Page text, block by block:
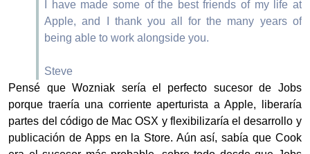
I have made some of the best friends of my life at
Apple, and I thank you all for the many years of
being able to work alongside you.
Steve
Pensé que Wozniak sería el perfecto sucesor de Jobs
porque traería una corriente aperturista a Apple, liberaría
partes del código de Mac OSX y flexibilizaría el desarrollo y
publicación de Apps en la Store. Aún así, sabía que Cook